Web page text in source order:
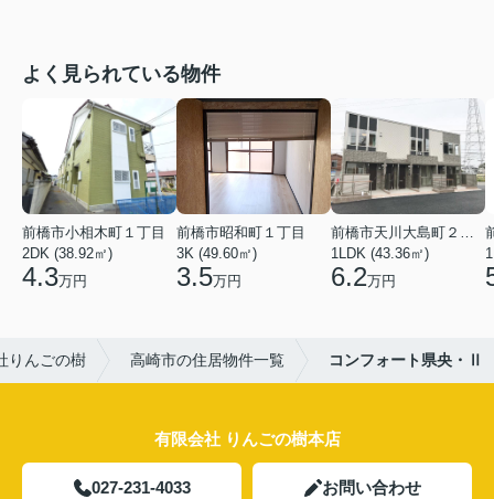
よく見られている物件
前橋市小相木町１丁目
2DK (38.92㎡)
4.3万円
前橋市昭和町１丁目
3K (49.60㎡)
3.5万円
前橋市天川大島町２丁目
1LDK (43.36㎡)
6.2万円
りんごの樹 高崎市の住居物件一覧 コンフォート県央・Ⅱ
有限会社 りんごの樹本店
027-231-4033 お問い合わせ